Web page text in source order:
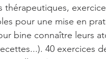
thérapeutiques,
pour une mise en
bine connaître leurs
40 exercices